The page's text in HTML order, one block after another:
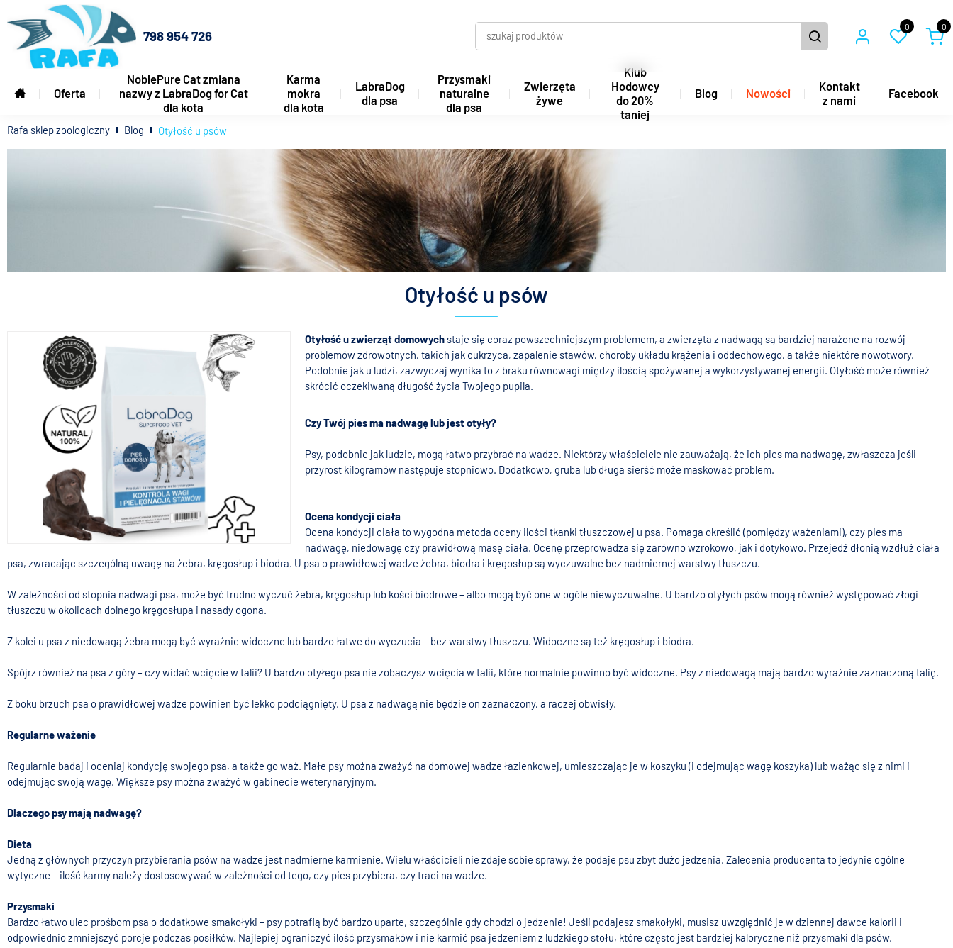
798 954 726
0 0
Oferta
NoblePure Cat zmiana
nazwy z LabraDog for Cat
dla kota
Karma
mokra
dla kota
LabraDog
dla psa
Przysmaki
naturalne
dla psa
Zwierzęta
żywe
Klub
Hodowcy
do 20%
taniej
Blog Nowości
Kontakt
z nami
Facebook
Rafa sklep zoologiczny Blog Otyłość u psów
Otyłość u psów
Otyłość u zwierząt domowych staje się coraz powszechniejszym problemem, a zwierzęta z nadwagą są bardziej narażone na rozwój
problemów zdrowotnych, takich jak cukrzyca, zapalenie stawów, choroby układu krążenia i oddechowego, a także niektóre nowotwory.
Podobnie jak u ludzi, zazwyczaj wynika to z braku równowagi między ilością spożywanej a wykorzystywanej energii. Otyłość może również
skrócić oczekiwaną długość życia Twojego pupila.
Czy Twój pies ma nadwagę lub jest otyły?
Psy, podobnie jak ludzie, mogą łatwo przybrać na wadze. Niektórzy właściciele nie zauważają, że ich pies ma nadwagę, zwłaszcza jeśli
przyrost kilogramów następuje stopniowo. Dodatkowo, gruba lub długa sierść może maskować problem.
Ocena kondycji ciała
Ocena kondycji ciała to wygodna metoda oceny ilości tkanki tłuszczowej u psa. Pomaga określić (pomiędzy ważeniami), czy pies ma
nadwagę, niedowagę czy prawidłową masę ciała. Ocenę przeprowadza się zarówno wzrokowo, jak i dotykowo. Przejedź dłonią wzdłuż ciała
psa, zwracając szczególną uwagę na żebra, kręgosłup i biodra. U psa o prawidłowej wadze żebra, biodra i kręgosłup są wyczuwalne bez nadmiernej warstwy tłuszczu.
W zależności od stopnia nadwagi psa, może być trudno wyczuć żebra, kręgosłup lub kości biodrowe – albo mogą być one w ogóle niewyczuwalne. U bardzo otyłych psów mogą również występować złogi
tłuszczu w okolicach dolnego kręgosłupa i nasady ogona.
Z kolei u psa z niedowagą żebra mogą być wyraźnie widoczne lub bardzo łatwe do wyczucia – bez warstwy tłuszczu. Widoczne są też kręgosłup i biodra.
Spójrz również na psa z góry – czy widać wcięcie w talii? U bardzo otyłego psa nie zobaczysz wcięcia w talii, które normalnie powinno być widoczne. Psy z niedowagą mają bardzo wyraźnie zaznaczoną talię.
Z boku brzuch psa o prawidłowej wadze powinien być lekko podciągnięty. U psa z nadwagą nie będzie on zaznaczony, a raczej obwisły.
Regularne ważenie
Regularnie badaj i oceniaj kondycję swojego psa, a także go waż. Małe psy można zważyć na domowej wadze łazienkowej, umieszczając je w koszyku (i odejmując wagę koszyka) lub ważąc się z nimi i
odejmując swoją wagę. Większe psy można zważyć w gabinecie weterynaryjnym.
Dlaczego psy mają nadwagę?
Dieta
Jedną z głównych przyczyn przybierania psów na wadze jest nadmierne karmienie. Wielu właścicieli nie zdaje sobie sprawy, że podaje psu zbyt dużo jedzenia. Zalecenia producenta to jedynie ogólne
wytyczne – ilość karmy należy dostosowywać w zależności od tego, czy pies przybiera, czy traci na wadze.
Przysmaki
Bardzo łatwo ulec prośbom psa o dodatkowe smakołyki – psy potrafią być bardzo uparte, szczególnie gdy chodzi o jedzenie! Jeśli podajesz smakołyki, musisz uwzględnić je w dziennej dawce kalorii i
odpowiednio zmniejszyć porcje podczas posiłków. Najlepiej ograniczyć ilość przysmaków i nie karmić psa jedzeniem z ludzkiego stołu, które często jest bardziej kaloryczne niż przysmaki dla psów.